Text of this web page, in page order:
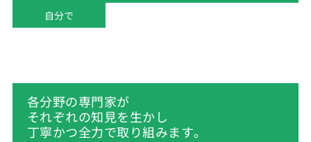
自分で
各分野の専門家が
それぞれの知見を生かし
丁寧かつ全力で取り組みます。